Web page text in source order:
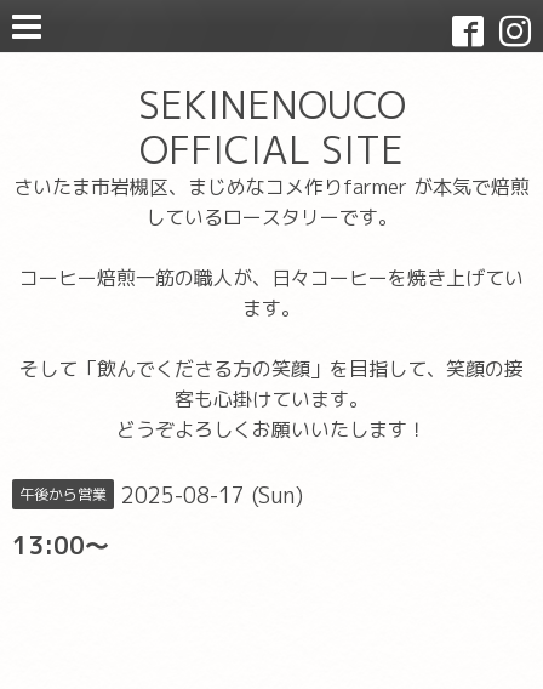
SEKINENOUCO
OFFICIAL SITE
さいたま市岩槻区、まじめなコメ作りfarmer が本気で焙煎
しているロースタリーです。
コーヒー焙煎一筋の職人が、日々コーヒーを焼き上げてい
ます。
そして「飲んでくださる方の笑顔」を目指して、笑顔の接
客も心掛けています。
どうぞよろしくお願いいたします！
午後から営業 2025-08-17 (Sun)
13:00〜